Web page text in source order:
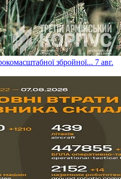
збройної... 7 авг.